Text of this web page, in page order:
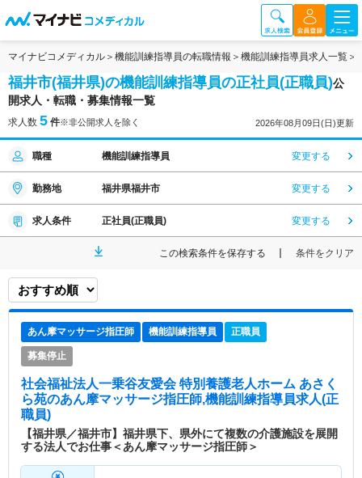
マイナビコメディカル 機能訓練指導員の転職情報 機能訓練指導員求人一覧
福井市(福井県)の機能訓練指導員の正社員(正職員)公
開求人・転職・募集情報一覧
求人数 5 件※非公開求人を除く 2026年08月09日(日)更新
職種 機能訓練指導員 変更する
勤務地 福井県福井市 変更する
求人条件 正社員(正職員) 変更する
この検索条件を保存する 条件をクリア
あん摩マッサージ指圧師 機能訓練指導員 正職員
募集停止
社会福祉法人一乗谷友愛会 特別養護老人ホーム あさく
ら苑のあん摩マッサージ指圧師,機能訓練指導員求人(正
職員)
【福井県／福井市】福井県下、県外にて複数の介護施設を展開
する法人でお仕事＜あん摩マッサージ指圧師＞